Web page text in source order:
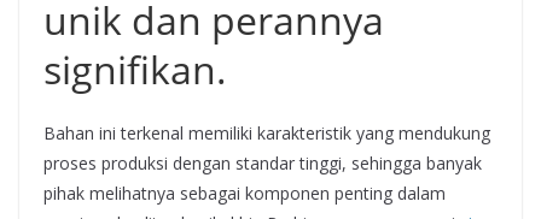
unik dan perannya
signifikan.
Bahan ini terkenal memiliki karakteristik yang mendukung
proses produksi dengan standar tinggi, sehingga banyak
pihak melihatnya sebagai komponen penting dalam